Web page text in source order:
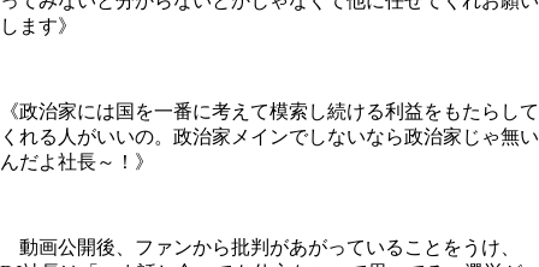
します》
《政治家には国を一番に考えて模索し続ける利益をもたらして
くれる人がいいの。政治家メインでしないなら政治家じゃ無い
んだよ社長～！》
動画公開後、ファンから批判があがっていることをうけ、